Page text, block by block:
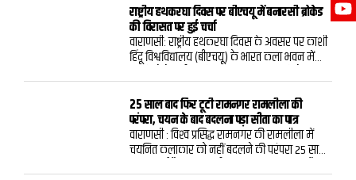
राष्ट्रीय हथकरघा दिवस पर बीएचयू में बनारसी ब्रोकेड
की विरासत पर हुई चर्चा
वाराणसी: राष्ट्रीय हथकरघा दिवस के अवसर पर काशी
हिंदू विश्वविद्यालय (बीएचयू) के भारत कला भवन में
बातचीत का आयोजन किया गया। कार्यक्रम में बनारस
के ब्रोकेड और बनारसी वस्त्रों की समृद्ध परंपरा, उनकी
बारीक कारीगरी तथा बदलते दौर में हथकरघा की
प्रासंगिकता पर चर्चा हुई।कार्यक्रम में राष्ट्रीय एवं संत
कबीर पुरस्कार से सम्मानित बुनकर कमालुद्दीन
अंसारी और युवा कलाकार मोहम्मद मुज़म्मिल ने
25 साल बाद फिर टूटी रामनगर रामलीला की
परंपरा, चयन के बाद बदलना पड़ा सीता का पात्र
वाराणसी : विश्‍व प्रसिद्ध रामनगर की रामलीला में
चयनित कलाकार को नहीं बदलने की परंपरा 25 साल